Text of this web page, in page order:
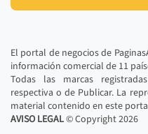
El portal de negocios de
información comercial de 11
Todas las marcas
respectiva o de Publicar. La
material contenido en este
AVISO LEGAL© Copyright2026